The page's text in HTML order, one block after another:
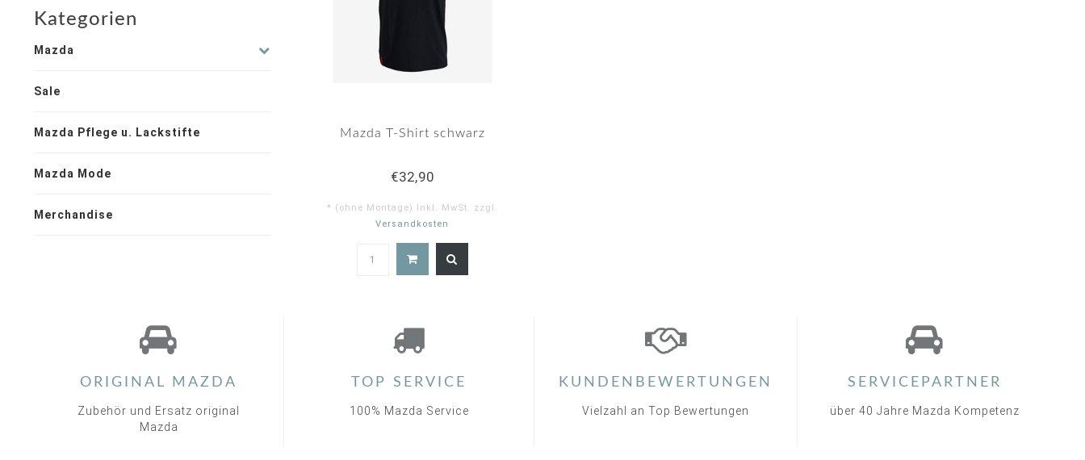
Kategorien
Mazda
Sale
Mazda Pflege u. Lackstifte
Mazda Mode
Merchandise
Mazda T-Shirt schwarz
€32,90
* (ohne Montage) Inkl. MwSt. zzgl.
Versandkosten
ORIGINAL MAZDA
Zubehör und Ersatz original
Mazda
TOP SERVICE
100% Mazda Service
KUNDENBEWERTUNGEN
Vielzahl an Top Bewertungen
SERVICEPARTNER
über 40 Jahre Mazda Kompetenz